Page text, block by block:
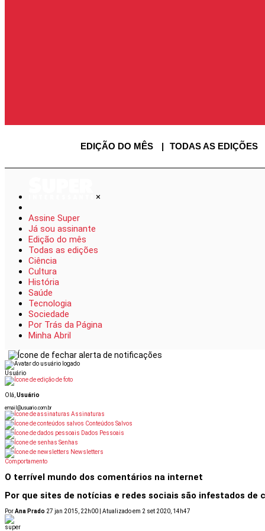
EDIÇÃO DO MÊS TODAS AS EDIÇÕES
×
Assine Super
Já sou assinante
Edição do mês
Todas as edições
Ciência
Cultura
História
Saúde
Tecnologia
Sociedade
Por Trás da Página
Minha Abril
Usuário
Olá, Usuário
email@usuario.com.br
Assinaturas
Conteúdos Salvos
Dados Pessoais
Senhas
Newsletters
Comportamento
O terrível mundo dos comentários na internet
Por que sites de notícias e redes sociais são infestados de
PorAna Prado 27 jan 2015, 22h00 | Atualizado em 2 set 2020, 14h47